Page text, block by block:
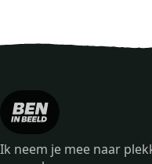
Ik neem je mee naar